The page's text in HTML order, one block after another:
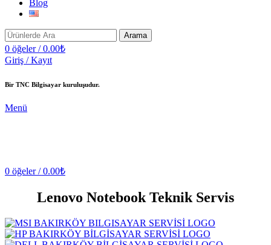
Blog
Arama
0 öğeler / 0.00₺
Giriş / Kayıt
Bir TNC Bilgisayar kuruluşudur.
Menü
0 öğeler / 0.00₺
Lenovo Notebook Teknik Servis